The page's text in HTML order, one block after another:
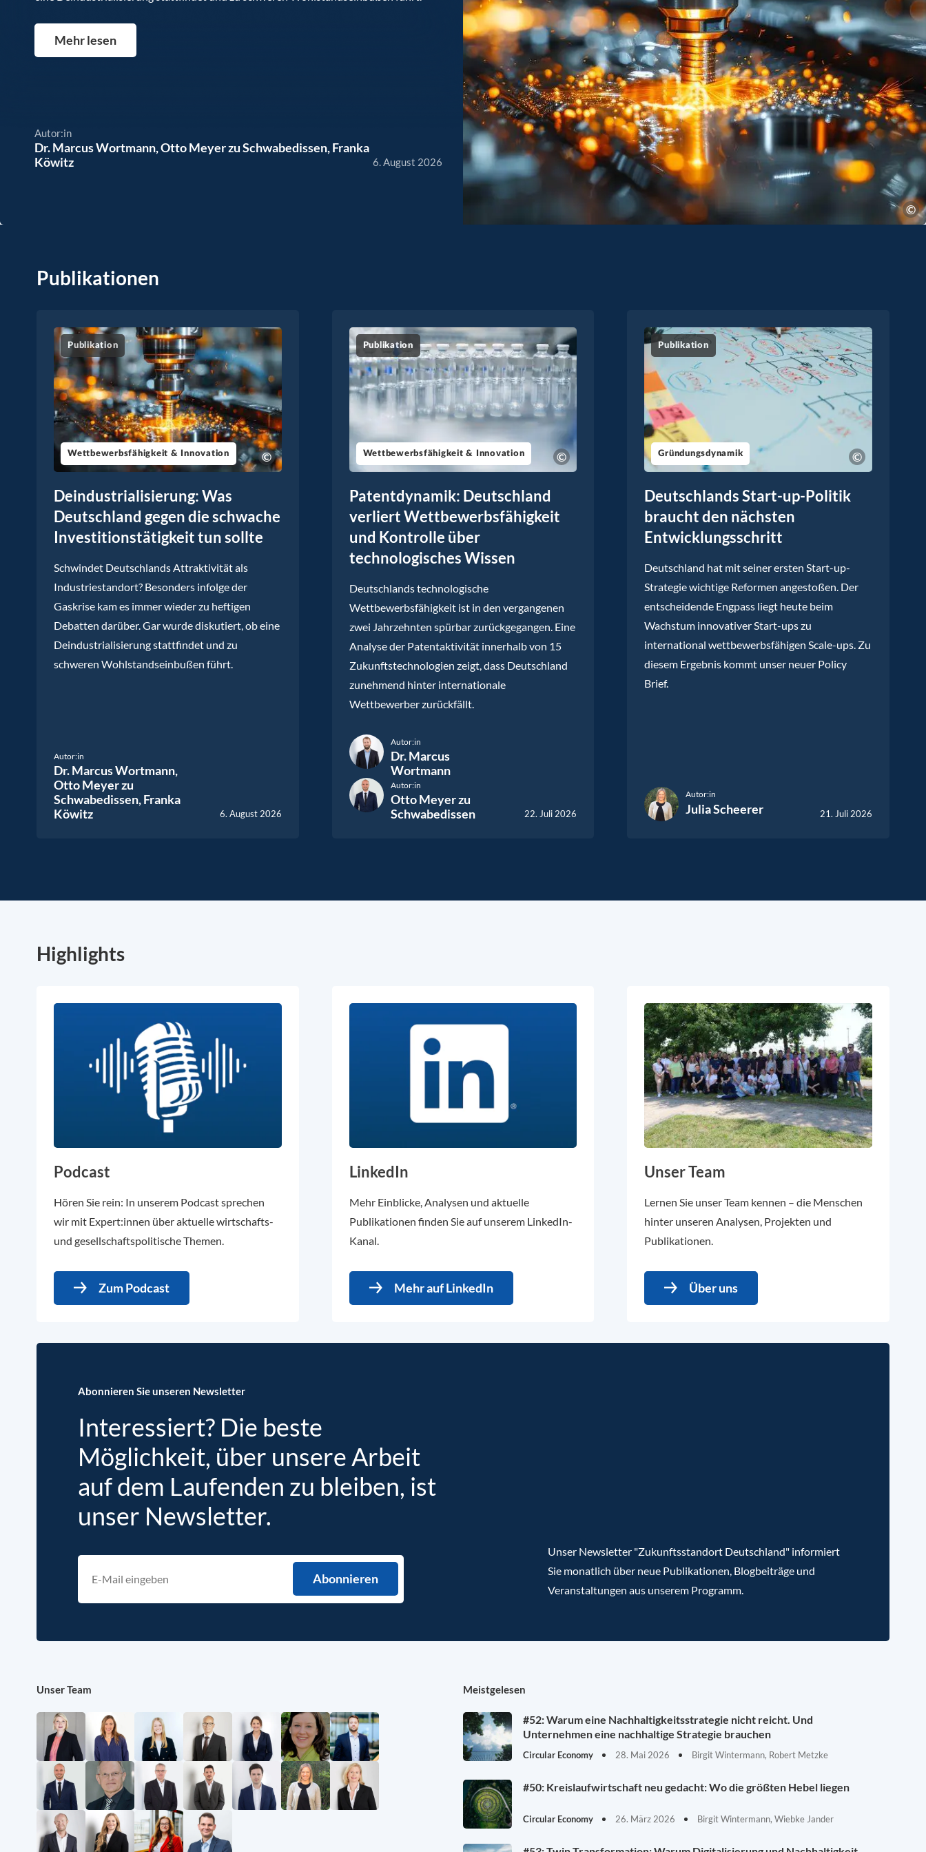
Mehr lesen
Autor:in
Dr. Marcus Wortmann,Otto Meyer zu Schwabedissen,Franka
Köwitz
6. August 2026
Publikationen
Wettbewerbsfähigkeit & Innovation
Publikation
Deindustrialisierung: Was
Deutschland gegen die schwache
Investitionstätigkeit tun sollte
Schwindet Deutschlands Attraktivität als
Industriestandort? Besonders infolge der
Gaskrise kam es immer wieder zu heftigen
Debatten darüber. Gar wurde diskutiert, ob eine
Deindustrialisierung stattfindet und zu
schweren Wohlstandseinbußen führt.
Autor:in
Dr. Marcus Wortmann,
Otto Meyer zu
Schwabedissen,Franka
Köwitz
6. August 2026
Wettbewerbsfähigkeit & Innovation
Publikation
Patentdynamik: Deutschland
verliert Wettbewerbsfähigkeit
und Kontrolle über
technologisches Wissen
Deutschlands technologische
Wettbewerbsfähigkeit ist in den vergangenen
zwei Jahrzehnten spürbar zurückgegangen. Eine
Analyse der Patentaktivität innerhalb von 15
Zukunftstechnologien zeigt, dass Deutschland
zunehmend hinter internationale
Wettbewerber zurückfällt.
Autor:in
Dr. Marcus
Wortmann
Autor:in
Otto Meyer zu
Schwabedissen
22. Juli 2026
Gründungsdynamik
Publikation
Deutschlands Start-up-Politik
braucht den nächsten
Entwicklungsschritt
Deutschland hat mit seiner ersten Start-up-
Strategie wichtige Reformen angestoßen. Der
entscheidende Engpass liegt heute beim
Wachstum innovativer Start-ups zu
international wettbewerbsfähigen Scale-ups. Zu
diesem Ergebnis kommt unser neuer Policy
Brief.
Autor:in
Julia Scheerer 21. Juli 2026
Highlights
Podcast
Hören Sie rein: In unserem Podcast sprechen
wir mit Expert:innen über aktuelle wirtschafts-
und gesellschaftspolitische Themen.
Zum Podcast
LinkedIn
Mehr Einblicke, Analysen und aktuelle
Publikationen finden Sie auf unserem LinkedIn-
Kanal.
Mehr auf LinkedIn
Unser Team
Lernen Sie unser Team kennen – die Menschen
hinter unseren Analysen, Projekten und
Publikationen.
Über uns
Abonnieren Sie unseren Newsletter
Interessiert? Die beste
Möglichkeit, über unsere Arbeit
auf dem Laufenden zu bleiben, ist
unser Newsletter.
Unser Newsletter "Zukunftsstandort Deutschland" informiert
Sie monatlich über neue Publikationen, Blogbeiträge und
Veranstaltungen aus unserem Programm.
Unser Team Meistgelesen
#52: Warum eine Nachhaltigkeitsstrategie nicht reicht. Und
Unternehmen eine nachhaltige Strategie brauchen
Circular Economy 28. Mai 2026 Birgit Wintermann, Robert Metzke
#50: Kreislaufwirtschaft neu gedacht: Wo die größten Hebel liegen
Circular Economy 26. März 2026 Birgit Wintermann, Wiebke Jander